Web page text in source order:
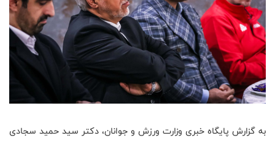
به گزارش پایگاه خبری وزارت ورزش و جوانان، دکتر سید حمید سجادی